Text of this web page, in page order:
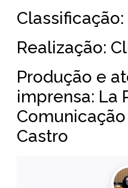
Classificação:
Realização:
Produção e
imprensa: La
Castro